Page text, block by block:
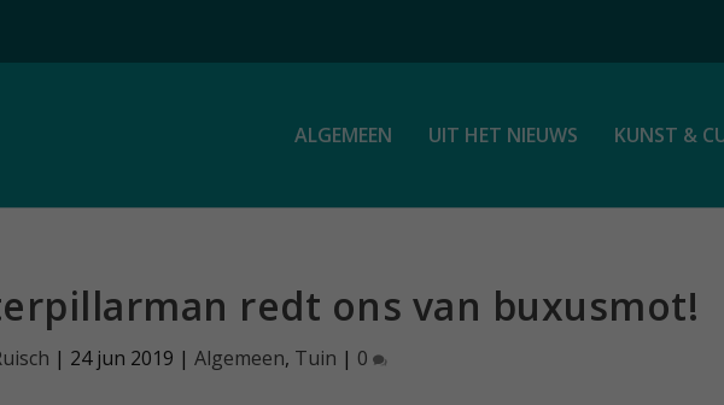
ALGEMEEN UIT HET NIEUWS KUNST &
redt ons van buxusmot!
| 24 jun 2019 |Algemeen, Tuin | 0